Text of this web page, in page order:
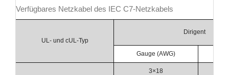
Verfügbares Netzkabel des IEC C7-Netzkabels
UL- und cUL-Typ
Dirigent
Gauge (AWG)
3×18